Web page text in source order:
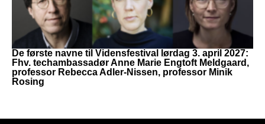
De første navne til Vidensfestival lørdag 3. april 2027:
Fhv. techambassadør Anne Marie Engtoft Meldgaard,
professor Rebecca Adler-Nissen, professor Minik
Rosing